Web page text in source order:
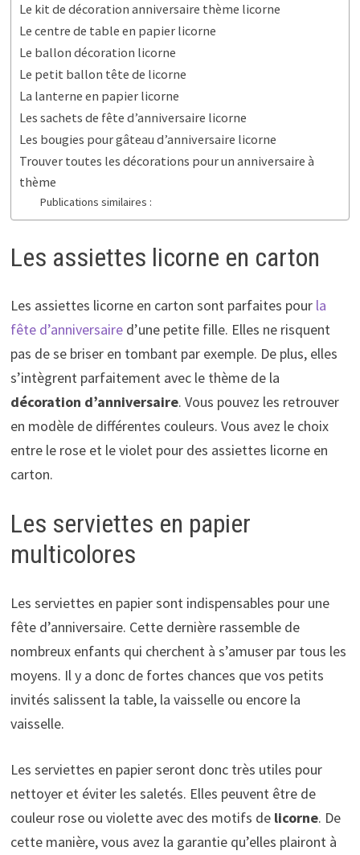
Le kit de décoration anniversaire thème licorne
Le centre de table en papier licorne
Le ballon décoration licorne
Le petit ballon tête de licorne
La lanterne en papier licorne
Les sachets de fête d’anniversaire licorne
Les bougies pour gâteau d’anniversaire licorne
Trouver toutes les décorations pour un anniversaire à
thème
Publications similaires :
Les assiettes licorne en carton
Les assiettes licorne en carton sont parfaites pour la
fête d’anniversaired’une petite fille. Elles ne risquent
pas de se briser en tombant par exemple. De plus, elles
s’intègrent parfaitement avec le thème de la
décoration d’anniversaire. Vous pouvez les retrouver
en modèle de différentes couleurs. Vous avez le choix
entre le rose et le violet pour des assiettes licorne en
carton.
Les serviettes en papier
multicolores
Les serviettes en papier sont indispensables pour une
fête d’anniversaire. Cette dernière rassemble de
nombreux enfants qui cherchent à s’amuser par tous les
moyens. Il y a donc de fortes chances que vos petits
invités salissent la table, la vaisselle ou encore la
vaisselle.
Les serviettes en papier seront donc très utiles pour
nettoyer et éviter les saletés. Elles peuvent être de
couleur rose ou violette avec des motifs de licorne. De
cette manière, vous avez la garantie qu’elles plairont à